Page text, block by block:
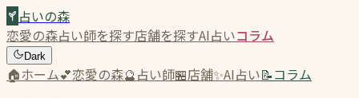
占いの森
恋愛の森占い師を探す店舗を探すAI占いコラム
Dark
🏠ホーム💕恋愛の森🔮占い師🏪店舗✨AI占い📝コラム